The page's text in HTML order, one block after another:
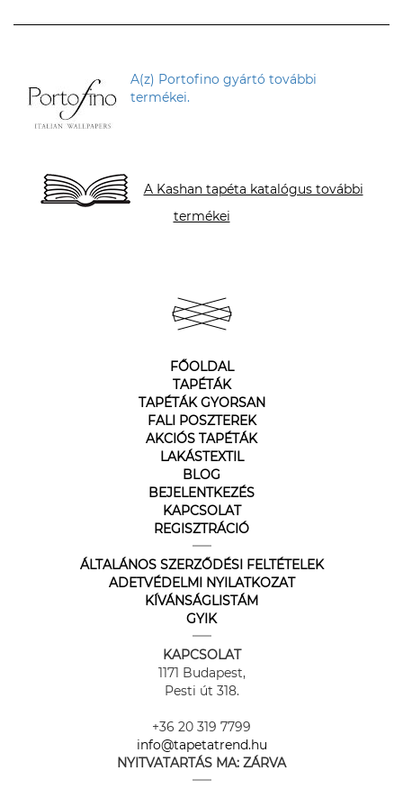
A(z) Portofino gyártó további
termékei.
A Kashan tapéta katalógus további
termékei
FŐOLDAL
TAPÉTÁK
TAPÉTÁK GYORSAN
FALI POSZTEREK
AKCIÓS TAPÉTÁK
LAKÁSTEXTIL
BLOG
BEJELENTKEZÉS
KAPCSOLAT
REGISZTRÁCIÓ
ÁLTALÁNOS SZERZŐDÉSI FELTÉTELEK
ADETVÉDELMI NYILATKOZAT
KÍVÁNSÁGLISTÁM
GYIK
KAPCSOLAT
1171 Budapest,
Pesti út 318.
+36 20 319 7799
info@tapetatrend.hu
NYITVATARTÁS MA: ZÁRVA